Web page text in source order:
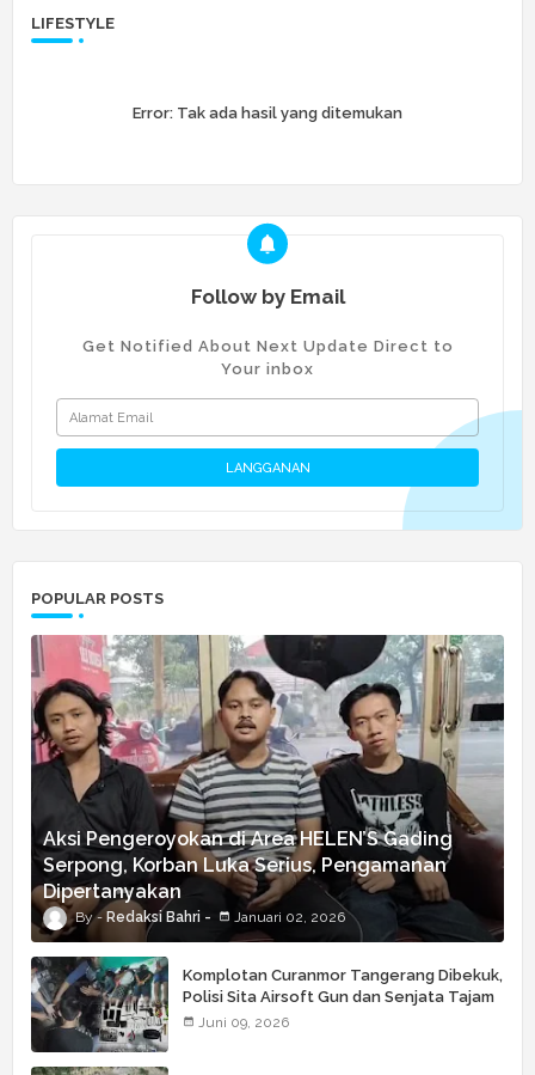
LIFESTYLE
Error: Tak ada hasil yang ditemukan
Follow by Email
Get Notified About Next Update Direct to
Your inbox
POPULAR POSTS
Aksi Pengeroyokan di Area HELEN’S Gading
Serpong, Korban Luka Serius, Pengamanan
Dipertanyakan
Redaksi Bahri Januari 02, 2026
Komplotan Curanmor Tangerang Dibekuk,
Polisi Sita Airsoft Gun dan Senjata Tajam
Juni 09, 2026